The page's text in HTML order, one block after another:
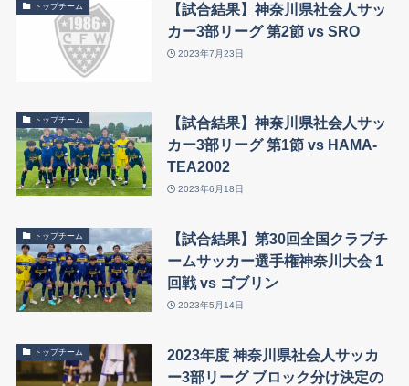
トップチーム
【試合結果】神奈川県社会人サッ
カー3部リーグ 第2節 vs SRO
2023年7月23日
トップチーム
【試合結果】神奈川県社会人サッ
カー3部リーグ 第1節 vs HAMA-
TEA2002
2023年6月18日
トップチーム
【試合結果】第30回全国クラブチ
ームサッカー選手権神奈川大会 1
回戦 vs ゴブリン
2023年5月14日
トップチーム
2023年度 神奈川県社会人サッカ
ー3部リーグ ブロック分け決定の